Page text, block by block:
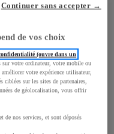
2,1 L/100 km
de vos choix
(ouvre dans un
sur votre ordinateur, votre mobile ou
votre expérience utilisateur,
ciblées sur les sites de partenaires,
de géolocalisation, vous offrir
de nos services, et sont déposés
Continuer sans accepter →